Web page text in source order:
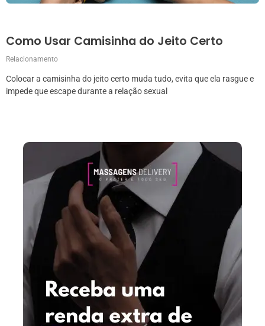
Como Usar Camisinha do Jeito Certo
Relacionamento
Colocar a camisinha do jeito certo muda tudo, evita que ela rasgue e
impede que escape durante a relação sexual